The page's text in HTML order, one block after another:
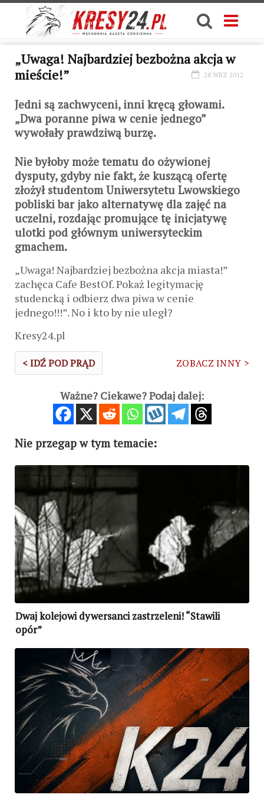
„Uwaga! Najbardziej bezbożna akcja w
mieście!”
28 WRZ 2012
Jedni są zachwyceni, inni kręcą głowami.
„Dwa poranne piwa w cenie jednego”
wywołały prawdziwą burzę.
Nie byłoby może tematu do ożywionej
dysputy, gdyby nie fakt, że kuszącą ofertę
złożył studentom Uniwersytetu Lwowskiego
pobliski bar jako alternatywę dla zajęć na
uczelni, rozdając promujące tę inicjatywę
ulotki pod głównym uniwersyteckim
gmachem.
„Uwaga! Najbardziej bezbożna akcja miasta!”
zachęca Cafe BestOf. Pokaż legitymację
studencką i odbierz dwa piwa w cenie
jednego!!!”. No i kto by nie uległ?
Kresy24.pl
< IDŹ POD PRĄD ZOBACZ INNY >
Ważne? Ciekawe? Podaj dalej:
Nie przegap w tym temacie:
Dwaj kolejowi dywersanci zastrzeleni! “Stawili
opór”